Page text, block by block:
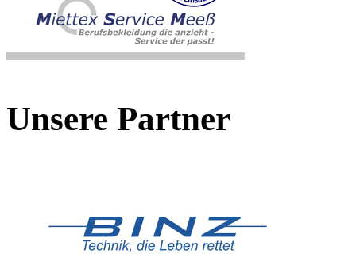
Unsere Partner